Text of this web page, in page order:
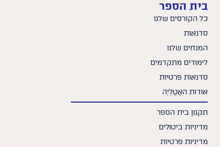
בית הספר
כל הקורסים שלנו
סדנאות
המנחים שלנו
לימודים מתקדמים
סדנאות פרטיות
אודות האָטֶלְיֶה
תקנון בית הספר
מדיניות ביטולים
מדיניות פרטיות